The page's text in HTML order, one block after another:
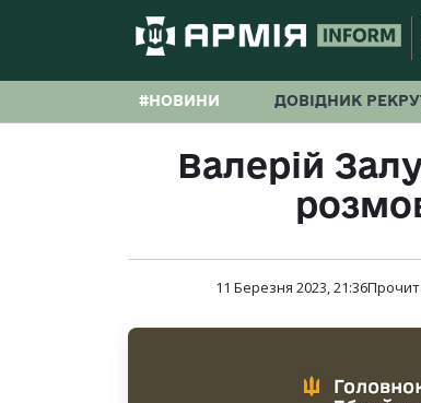
#НОВИНИ ДОВІДНИК
Валерій
11 Березня 2023, 21:36